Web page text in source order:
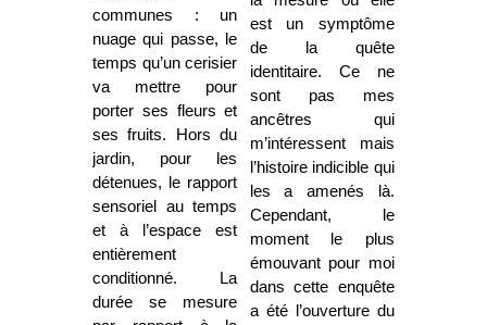
communes : un
nuage qui passe, le
temps qu’un cerisier
va mettre pour
porter ses fleurs et
ses fruits. Hors du
jardin, pour les
détenues, le rapport
sensoriel au temps
et à l’espace est
entièrement
conditionné. La
durée se mesure
est un symptôme
de la quête
identitaire. Ce ne
sont pas mes
ancêtres qui
m’intéressent mais
l’histoire indicible qui
les a amenés là.
Cependant, le
moment le plus
émouvant pour moi
dans cette enquête
a été l’ouverture du